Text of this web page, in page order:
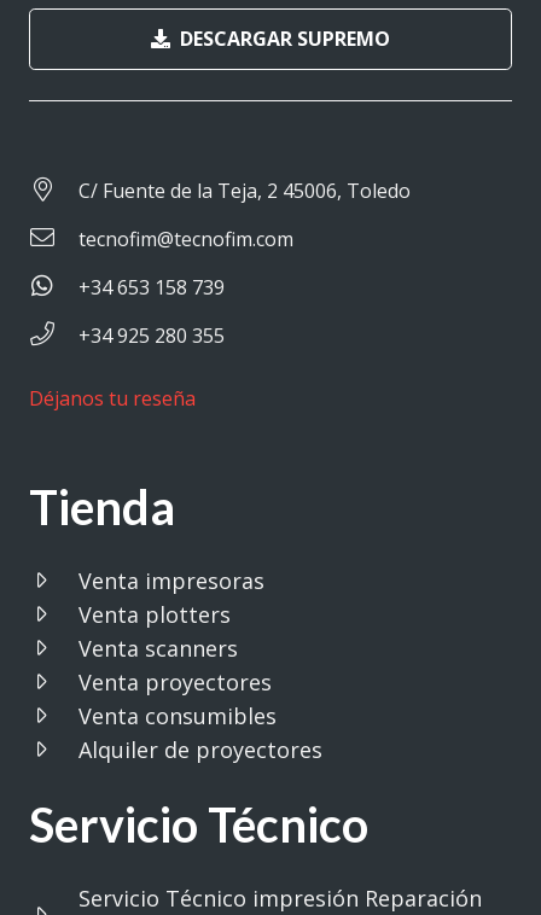
DESCARGAR SUPREMO
C/ Fuente de la Teja, 2 45006, Toledo
tecnofim@tecnofim.com
+34 653 158 739
+34 925 280 355
Déjanos tu reseña
Tienda
Venta impresoras
Venta plotters
Venta scanners
Venta proyectores
Venta consumibles
Alquiler de proyectores
Servicio Técnico
Servicio Técnico impresión Reparación